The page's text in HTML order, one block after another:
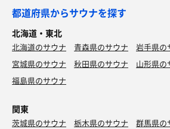
こ。そうなんだよ、熱くないとサウ
温度管理というか、畳数に対しての
のだろうか。
満点ではないけど絶対欠点しない。
都道府県からサウナを探す
北海道・東北
北海道のサウナ 青森県のサウナ
岩手県の
宮城県のサウナ
秋田県のサウナ
山形県の
福島県のサウナ
関東
茨城県のサウナ 栃木県のサウナ
群馬県の